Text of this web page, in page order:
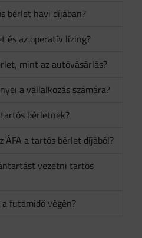
bérlet havi díjában?
és az operatív lízing?
mint az autóvásárlás?
a vállalkozás számára?
bérletnek?
ÁFA a tartós bérlet díjából?
vezetni tartós
futamidő végén?